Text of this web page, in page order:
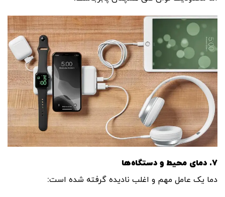
7. دمای محیط و دستگاه‌ها
دما یک عامل مهم و اغلب نادیده گرفته شده است: